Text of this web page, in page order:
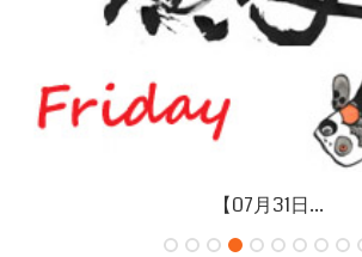
【07月31日...